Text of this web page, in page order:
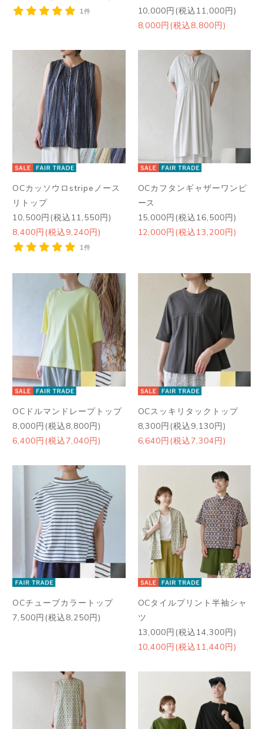
1件
10,000円(税込11,000円)
8,000円(税込8,800円)
OCカッソウロstripeノース
リトップ
10,500円(税込11,550円)
8,400円(税込9,240円)
1件
OCカフタンギャザーワンピ
ース
15,000円(税込16,500円)
12,000円(税込13,200円)
OCドルマンドレープトップ
8,000円(税込8,800円)
6,400円(税込7,040円)
OCスッキリタックトップ
8,300円(税込9,130円)
6,640円(税込7,304円)
OCチューブカラートップ
7,500円(税込8,250円)
OCタイルプリント半袖シャ
ツ
13,000円(税込14,300円)
10,400円(税込11,440円)